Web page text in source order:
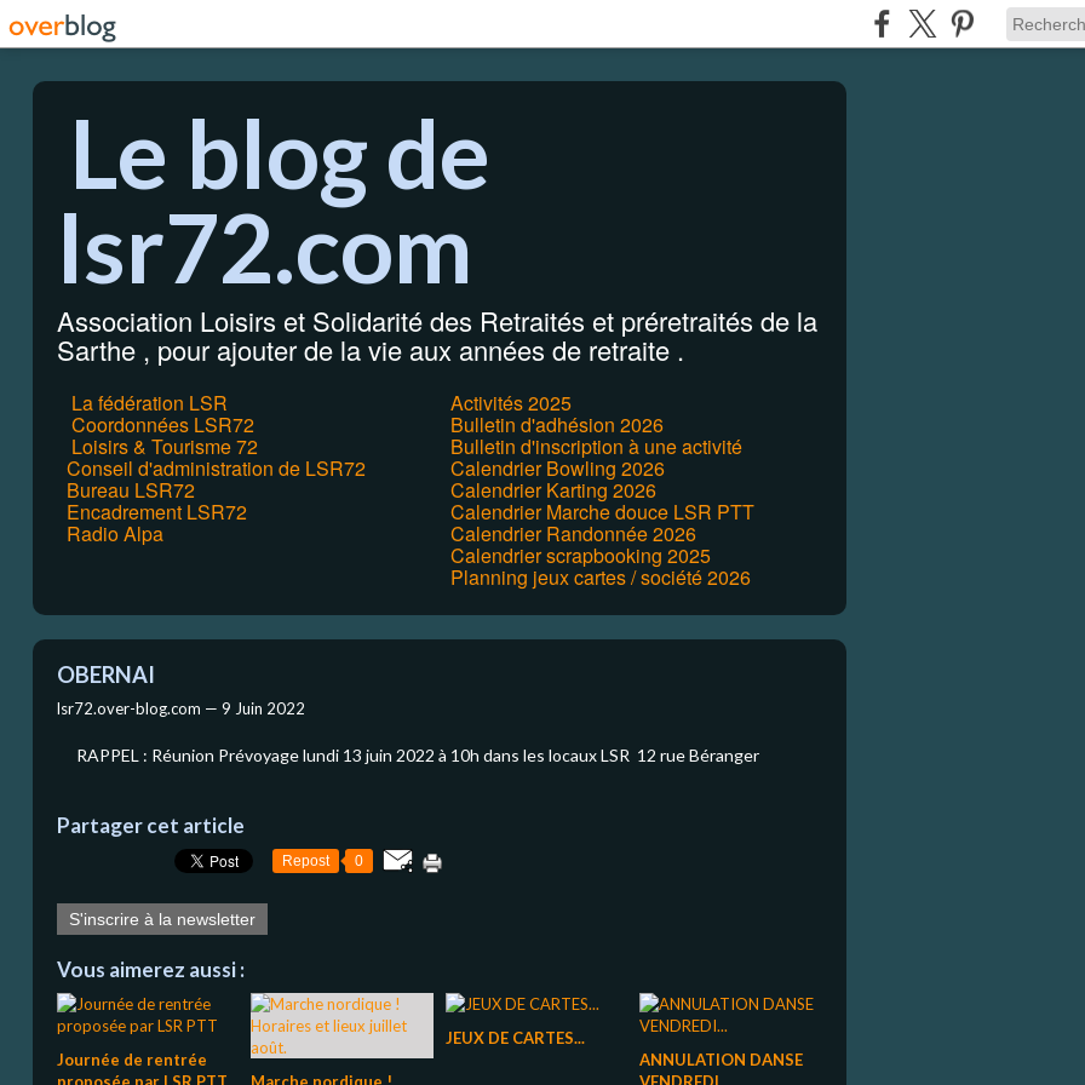
Le blog de
lsr72.com
Association Loisirs et Solidarité des Retraités et préretraités de la
Sarthe , pour ajouter de la vie aux années de retraite .
La fédération LSR
Coordonnées LSR72
Loisirs & Tourisme 72
Conseil d'administration de LSR72
Bureau LSR72
Encadrement LSR72
Radio Alpa
Activités 2025
Bulletin d'adhésion 2026
Bulletin d'inscription à une activité
Calendrier Bowling 2026
Calendrier Karting 2026
Calendrier Marche douce LSR PTT
Calendrier Randonnée 2026
Calendrier scrapbooking 2025
Planning jeux cartes / société 2026
OBERNAI
lsr72.over-blog.com — 9 Juin 2022
RAPPEL : Réunion Prévoyage lundi 13 juin 2022 à 10h dans les locaux LSR 12 rue Béranger
Partager cet article
Repost 0
S'inscrire à la newsletter
Vous aimerez aussi :
Journée de rentrée
JEUX DE CARTES...
ANNULATION DANSE